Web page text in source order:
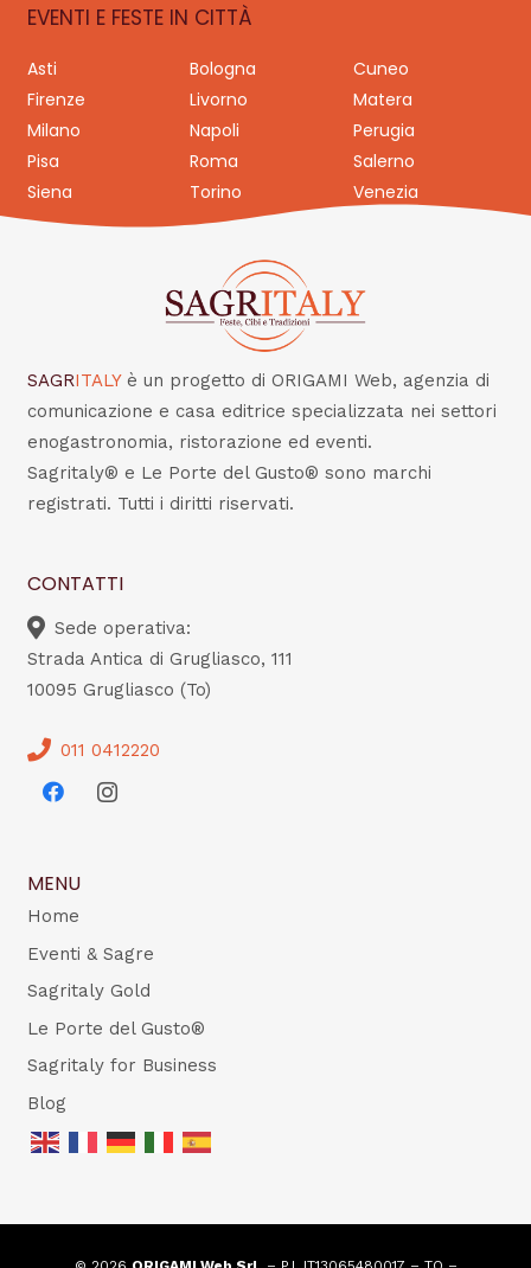
EVENTI E FESTE IN CITTÀ
Asti Bologna
Cuneo
Firenze
Livorno
Matera
Milano
Napoli
Perugia
Pisa
Roma
Salerno
Siena
Torino Venezia
SAGRITALY è un progetto di ORIGAMI Web, agenzia di
comunicazione e casa editrice specializzata nei settori
enogastronomia, ristorazione ed eventi.
Sagritaly® e Le Porte del Gusto® sono marchi
registrati. Tutti i diritti riservati.
CONTATTI
Sede operativa:
Strada Antica di Grugliasco, 111
10095 Grugliasco (To)
011 0412220
MENU
Home
Eventi & Sagre
Sagritaly Gold
Le Porte del Gusto®
Sagritaly for Business
Blog